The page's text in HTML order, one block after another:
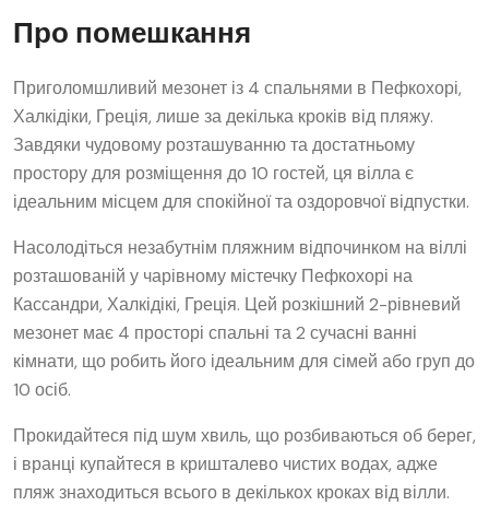
Про помешкання
Приголомшливий мезонет із 4 спальнями в Пефкохорі,
Халкідіки, Греція, лише за декілька кроків від пляжу.
Завдяки чудовому розташуванню та достатньому
простору для розміщення до 10 гостей, ця вілла є
ідеальним місцем для спокійної та оздоровчої відпустки.
Насолодіться незабутнім пляжним відпочинком на віллі
розташованій у чарівному містечку Пефкохорі на
Кассандри, Халкідікі, Греція. Цей розкішний 2-рівневий
мезонет має 4 просторі спальні та 2 сучасні ванні
кімнати, що робить його ідеальним для сімей або груп до
10 осіб.
Прокидайтеся під шум хвиль, що розбиваються об берег,
і вранці купайтеся в кришталево чистих водах, адже
пляж знаходиться всього в декількох кроках від вілли.